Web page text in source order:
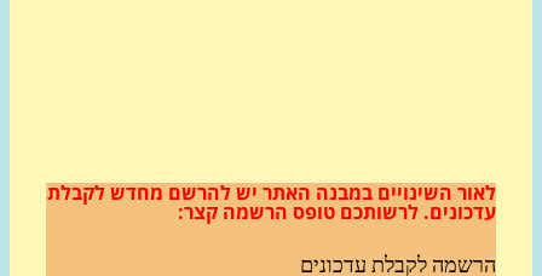
השינויים במבנה האתריש להרשם מחדש לקבלת
לרשותכם טופס הרשמה קצר:
לקבלת עדכונים